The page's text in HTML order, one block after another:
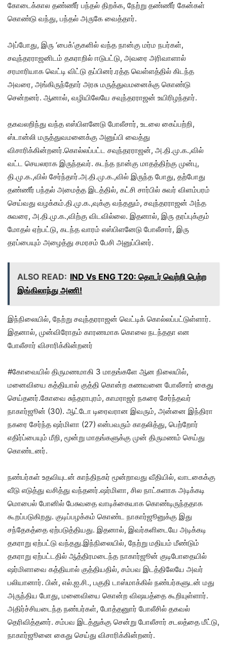
கோடைக்கால தண்ணீர் பந்தல் திறக்க, நேற்று தண்ணீர் கேன்கள்
கொண்டு வந்து, பந்தல் அருகே வைத்தார்.
அப்போது, இரு ‘பைக்’குகளில் வந்த நான்கு மர்ம நபர்கள்,
சவுந்தரராஜனிடம் தகராறில் ஈடுபட்டு, அவரை அரிவாளால்
சரமாரியாக வெட்டி விட்டு தப்பினர்.ரத்த வெள்ளத்தில் கிடந்த
அவரை, அங்கிருந்தோர் அரசு மருத்துவமனைக்கு கொண்டு
சென்றனர். ஆனால், வழியிலேயே சவுந்தரராஜன் உயிரிழந்தார்.
தகவலறிந்து வந்த எஸ்பிளனேடு போலீசார், உடலை கைப்பற்றி,
ஸ்டான்லி மருத்துவமனைக்கு அனுப்பி வைத்து
விசாரிக்கின்றனர்.கொல்லப்பட்ட சவுந்தரராஜன், அ.தி.மு.க.,வில்
வட்ட செயலராக இருந்தவர். கடந்த நான்கு மாதத்திற்கு முன்பு,
தி.மு.க.,வில் சேர்ந்தார்.அ.தி.மு.க.,வில் இருந்த போது, தற்போது
தண்ணீர் பந்தல் அமைத்த இடத்தில், கட்சி சார்பில் சுவர் விளம்பரம்
செய்வது வழக்கம்.தி.மு.க.,வுக்கு வந்ததும், சவுந்தரராஜன் அந்த
சுவரை, அ.தி.மு.க.,விற்கு விடவில்லை. இதனால், இரு தரப்புக்கும்
மோதல் ஏற்பட்டு, கடந்த வாரம் எஸ்பிளனேடு போலீசார், இரு
தரப்பையும் அழைத்து சமரசம் பேசி அனுப்பினர்.
ALSO READ: IND Vs ENG T20: தொடர் வெற்றி பெற்ற
இங்கிலாந்து அணி!
இந்நிலையில், நேற்று சவுந்தரராஜன் வெட்டிக் கொல்லப்பட்டுள்ளார்.
இதனால், முன்விரோதம் காரணமாக கொலை நடந்ததா என
போலீசார் விசாரிக்கின்றனர்
#கோவையில் திருமணமாகி 3 மாதங்களே ஆன நிலையில்,
மனைவியை கத்தியால் குத்தி கொன்ற கணவனை போலீசார் கைது
செய்தனர்.கோவை சுந்தராபுரம், காமராஜர் நகரை சேர்ந்தவர்
நாகார்ஜூன் (30). ஆட்டோ டிரைவரான இவரும், அன்னை இந்திரா
நகரை சேர்ந்த ஷர்மிளா (27) என்பவரும் காதலித்து, பெற்றோர்
எதிர்ப்பையும் மீறி, மூன்று மாதங்களுக்கு முன் திருமணம் செய்து
கொண்டனர்.
நண்பர்கள் உதவியுடன் காந்திநகர் மூன்றாவது வீதியில், வாடகைக்கு
வீடு எடுத்து வசித்து வந்தனர்.ஷர்மிளா, சில நாட்களாக அடிக்கடி
மொபைல் போனில் பேசுவதை வாடிக்கையாக கொண்டிருந்ததாக
கூறப்படுகிறது. குடிப்பழக்கம் கொண்ட நாகார்ஜூனுக்கு இது
சந்தேகத்தை ஏற்படுத்தியது. இதனால், இவர்களிடையே அடிக்கடி
தகராறு ஏற்பட்டு வந்தது.இந்நிலையில், நேற்று மதியம் மீண்டும்
தகராறு ஏற்பட்டதில் ஆத்திரமடைந்த நாகார்ஜூன் குடிபோதையில்
ஷர்மிளாவை கத்தியால் குத்தியதில், சம்பவ இடத்திலேயே அவர்
பலியானார். பின், எல்.ஐ.சி., பகுதி டாஸ்மாக்கில் நண்பர்களுடன் மது
அருந்திய போது, மனைவியை கொன்ற விஷயத்தை கூறியுள்ளார்.
அதிர்ச்சியடைந்த நண்பர்கள், போத்தனுார் போலீசில் தகவல்
தெரிவித்தனர். சம்பவ இடத்துக்கு சென்று போலீசார் சடலத்தை மீட்டு,
நாகார்ஜூனை கைது செய்து விசாரிக்கின்றனர்.